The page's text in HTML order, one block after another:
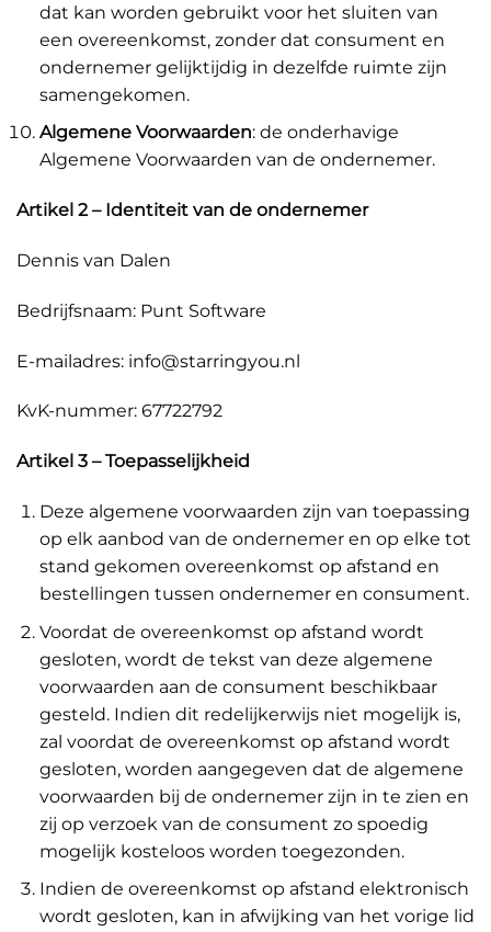
dat kan worden gebruikt voor het sluiten van
een overeenkomst, zonder dat consument en
ondernemer gelijktijdig in dezelfde ruimte zijn
samengekomen.
Algemene Voorwaarden: de onderhavige
Algemene Voorwaarden van de ondernemer.
Artikel 2 – Identiteit van de ondernemer
Dennis van Dalen
Bedrijfsnaam: Punt Software
E-mailadres: info@starringyou.nl
KvK-nummer: 67722792
Artikel 3 – Toepasselijkheid
Deze algemene voorwaarden zijn van toepassing
op elk aanbod van de ondernemer en op elke tot
stand gekomen overeenkomst op afstand en
bestellingen tussen ondernemer en consument.
Voordat de overeenkomst op afstand wordt
gesloten, wordt de tekst van deze algemene
voorwaarden aan de consument beschikbaar
gesteld. Indien dit redelijkerwijs niet mogelijk is,
zal voordat de overeenkomst op afstand wordt
gesloten, worden aangegeven dat de algemene
voorwaarden bij de ondernemer zijn in te zien en
zij op verzoek van de consument zo spoedig
mogelijk kosteloos worden toegezonden.
Indien de overeenkomst op afstand elektronisch
wordt gesloten, kan in afwijking van het vorige lid